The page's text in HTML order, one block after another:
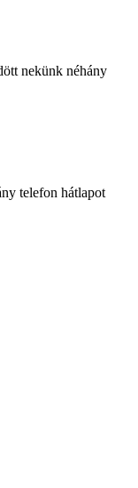
nekünk néhány
telefon hátlapot